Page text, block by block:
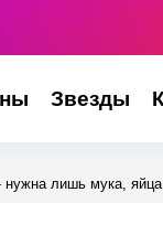
Звезды
лишь мука, яйца